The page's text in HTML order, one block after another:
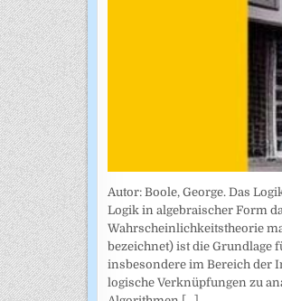
Autor: Boole, George. Das
Logik in algebraischer Form
Wahrscheinlichkeitstheorie
bezeichnet) ist die Grundlage
insbesondere im Bereich der
logische Verknüpfungen zu